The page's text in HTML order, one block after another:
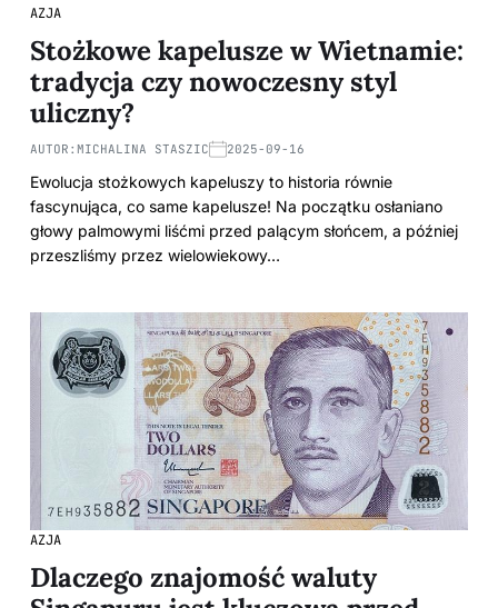
AZJA
Stożkowe kapelusze w Wietnamie:
tradycja czy nowoczesny styl
uliczny?
AUTOR: MICHALINA STASZIC 2025-09-16
Ewolucja stożkowych kapeluszy to historia równie
fascynująca, co same kapelusze! Na początku osłaniano
głowy palmowymi liśćmi przed palącym słońcem, a później
przeszliśmy przez wielowiekowy…
AZJA
Dlaczego znajomość waluty